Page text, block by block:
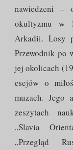
nawiedzeni –
okultyzmu w
Arkadii. Losy
Przewodnik po
jej okolicach
esejów o
muzach. Jego
zeszytach
„Slavia
„Przegląd